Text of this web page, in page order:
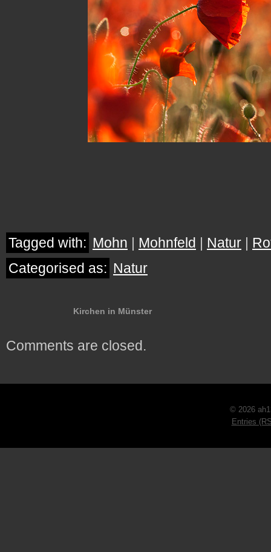
Tagged with: Mohn | Mohnfeld | Natur |
Categorised as: Natur
Kirchen in Münster
Comments are closed.
© 2026
Entries